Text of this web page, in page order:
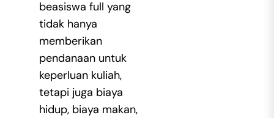
beasiswa full yang
tidak hanya
memberikan
pendanaan untuk
keperluan kuliah,
tetapi juga biaya
hidup, biaya makan,